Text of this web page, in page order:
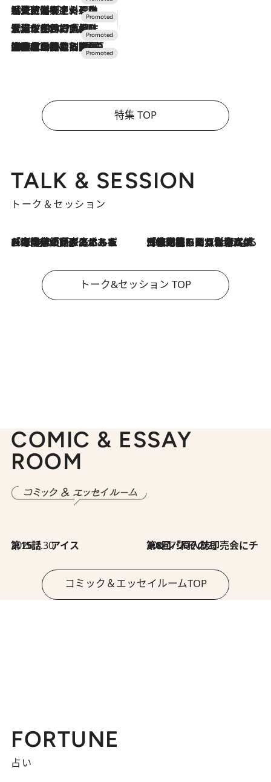
2026.7.24
【夏限定ディナーコース】旬を迎える稚鮎や花ズッキーニなどをイタリア・トスカーナの郷土料理の手法で満喫！
2026.7.17
「土佐和ハーブかき氷」がOMO7高知に登場！生姜、山椒、大葉など目にも舌にも涼を呼ぶ郷土の味
2026.7.10
NEW OPEN！【界 草津】名湯の地に誕生。趣の異なる2種の温泉と上州ならではの会席・蕎麦割烹など美食を味わう究極の癒やし旅
特集 TOP
TALK & SESSION
トーク＆セッション
2026.8.3
「今後値上げがあるとすれば…」「リスクがあるのは今年の冬」エネルギー専門家が語る、ホルムズ海峡封鎖が家庭にもたらす“ある心配” 2026.8.3
「住宅建てられない…」「サーチャージ料の高値が続いている」ホルムズ海峡封鎖による影響はいつまで続く？《エネルギー専門家に聞く“どうなる日本の暮らし”》
トーク&セッション TOP
COMIC & ESSAY
ROOM
2026.7.30
第15話 アイス 2026.7.30
第8回「同人誌即売会にチャレンジ その2」
コミック＆エッセイルームTOP
FORTUNE
占い